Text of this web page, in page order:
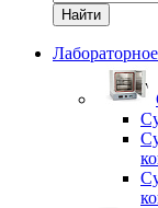
Найти